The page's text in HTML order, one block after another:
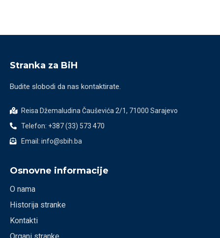
Stranka za BiH
Budite slobodi da nas kontaktirate.
Reisa Džemaludina Čauševića 2/1, 71000 Sarajevo
Telefon: +387 (33) 573 470
Email: info@sbih.ba
Osnovne informacije
O nama
Historija stranke
Kontakti